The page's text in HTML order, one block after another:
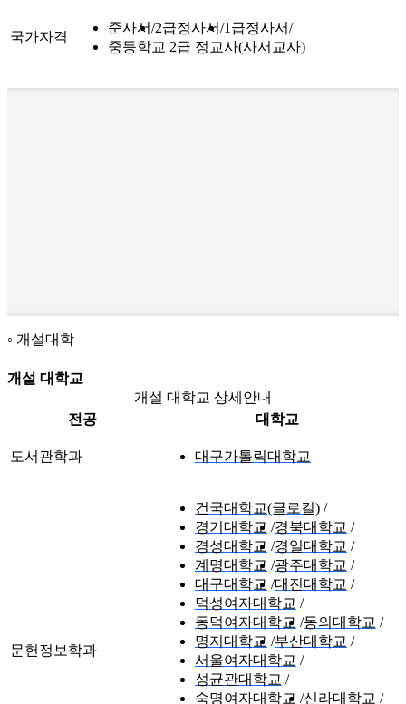
국가자격
준사서 2급정사서 1급정사서
중등학교 2급 정교사(사서교사)
개설대학
개설 대학교
개설 대학교 상세안내
전공
대학교
도서관학과 대구가톨릭대학교
문헌정보학과
건국대학교(글로컬)
경기대학교 경북대학교
경성대학교 경일대학교
계명대학교 광주대학교
대구대학교 대진대학교
덕성여자대학교
동덕여자대학교 동의대학교
명지대학교 부산대학교
서울여자대학교
성균관대학교
숙명여자대학교 신라대학교